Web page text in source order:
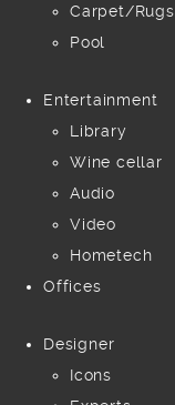
Carpet/Rugs
Pool
Entertainment
Library
Wine cellar
Audio
Video
Hometech
Offices
Designer
Icons